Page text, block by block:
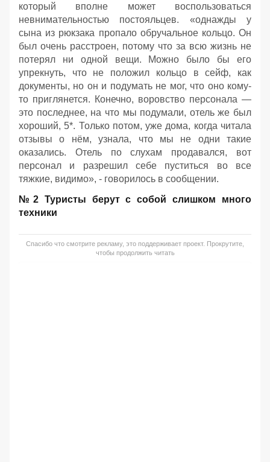
который вполне может воспользоваться
невнимательностью постояльцев. «однажды у
сына из рюкзака пропало обручальное кольцо. Он
был очень расстроен, потому что за всю жизнь не
потерял ни одной вещи. Можно было бы его
упрекнуть, что не положил кольцо в сейф, как
документы, но он и подумать не мог, что оно кому-
то приглянется. Конечно, воровство персонала —
это последнее, на что мы подумали, отель же был
хороший, 5*. Только потом, уже дома, когда читала
отзывы о нём, узнала, что мы не одни такие
оказались. Отель по слухам продавался, вот
персонал и разрешил себе пуститься во все
тяжкие, видимо», - говорилось в сообщении.
№2 Туристы берут с собой слишком много
техники
Спасибо что смотрите рекламу, это поддерживает проект. Прокрутите,
чтобы продолжить читать